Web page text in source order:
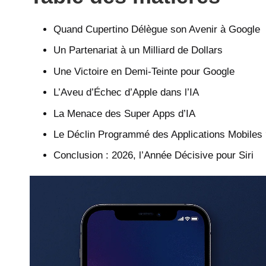
Quand Cupertino Délègue son Avenir à Google
Un Partenariat à un Milliard de Dollars
Une Victoire en Demi-Teinte pour Google
L’Aveu d’Échec d’Apple dans l’IA
La Menace des Super Apps d’IA
Le Déclin Programmé des Applications Mobiles
Conclusion : 2026, l’Année Décisive pour Siri